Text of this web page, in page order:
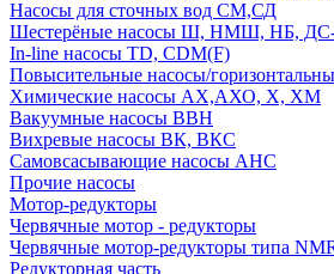
Насосы для сточных вод СМ,СД
Шестерёные насосы Ш, НМШ, НБ, ДС-
In-line насосы TD, CDM(F)
Повысительные насосы/
Химические насосы АХ,АХО, Х, ХМ
Вакуумные насосы ВВН
Вихревые насосы ВК, ВКС
Самовсасывающие насосы АНС
Прочие насосы
Мотор-редукторы
Червячные мотор - редукторы
Червячные мотор-редукторы типа
Редукторная часть